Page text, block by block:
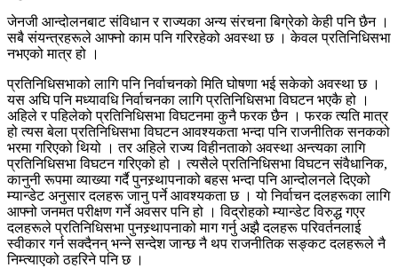
जेनजी आन्दोलनबाट संविधान र राज्यका अन्य संरचना बिग्रेको केही पनि छैन ।
सबै संयन्त्रहरूले आफ्नो काम पनि गरिरहेको अवस्था छ । केवल प्रतिनिधिसभा
नभएको मात्र हो ।
प्रतिनिधिसभाको लागि पनि निर्वाचनको मिति घोषणा भई सकेको अवस्था छ ।
यस अघि पनि मध्यावधि निर्वाचनका लागि प्रतिनिधिसभा विघटन भएकै हो ।
अहिले र पहिलेको प्रतिनिधिसभा विघटनमा कुनै फरक छैन । फरक त्यति मात्र
हो त्यस बेला प्रतिनिधिसभा विघटन आवश्यकता भन्दा पनि राजनीतिक सनकको
भरमा गरिएको थियो । तर अहिले राज्य विहीनताको अवस्था अन्त्यका लागि
प्रतिनिधिसभा विघटन गरिएको हो । त्यसैले प्रतिनिधिसभा विघटन संवैधानिक,
कानुनी रूपमा व्याख्या गर्दै पुनस्र्थापनाको बहस भन्दा पनि आन्दोलनले दिएको
म्यान्डेट अनुसार दलहरू जानु पर्ने आवश्यकता छ । यो निर्वाचन दलहरूका लागि
आफ्नो जनमत परीक्षण गर्ने अवसर पनि हो । विद्रोहको म्यान्डेट विरुद्ध गएर
दलहरूले प्रतिनिधिसभा पुनस्र्थापनाको माग गर्नु अझै दलहरू परिवर्तनलाई
स्वीकार गर्न सक्दैनन् भन्ने सन्देश जान्छ नै थप राजनीतिक सङ्कट दलहरूले नै
निम्त्याएको ठहरिने पनि छ ।